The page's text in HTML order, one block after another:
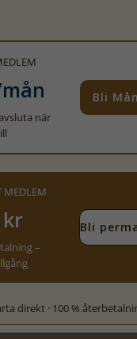
när
Bli
MEDLEM
kr
–
Bli
direkt · 100 %
här
med